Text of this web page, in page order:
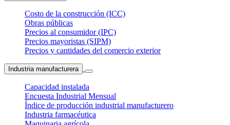
Costo de la construcción (ICC)
Obras públicas
Precios al consumidor (IPC)
Precios mayoristas (SIPM)
Precios y cantidades del comercio exterior
Industria manufacturera
Capacidad instalada
Encuesta Industrial Mensual
Índice de producción industrial manufacturero
Industria farmacéutica